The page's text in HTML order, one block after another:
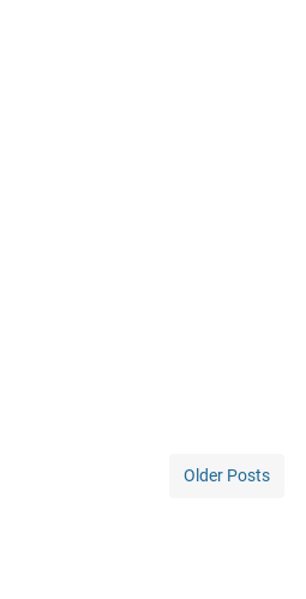
Older Posts